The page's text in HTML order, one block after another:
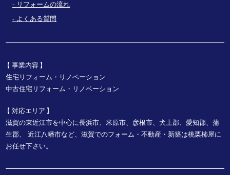
リフォームの流れ
よくある質問
事業内容
住宅リフォーム・リノベーション
中古住宅リフォーム・リノベーション
対応エリア
滋賀の東近江市を中心に長浜市、米原市、彦根市、犬上郡、愛知郡、蒲
生郡、
近江八幡市など、滋賀でのフォーム・不動産・新築は桃栗柿屋に
お任せ下さい。